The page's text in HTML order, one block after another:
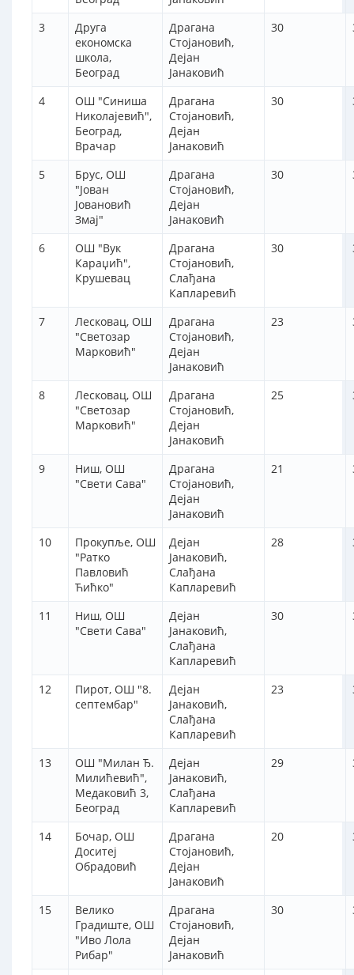
3
Друга
економска
школа,
Београд
Драгана
Стојановић,
Дејан
Јанаковић
30
4
ОШ "Синиша
Николајевић",
Београд,
Врачар
Драгана
Стојановић,
Дејан
Јанаковић
30
5
Брус, ОШ
"Јован
Јовановић
Змај"
Драгана
Стојановић,
Дејан
Јанаковић
30
6
ОШ "Вук
Караџић",
Крушевац
Драгана
Стојановић,
Слађана
Капларевић
30
7
Лесковац, ОШ
"Светозар
Марковић"
Драгана
Стојановић,
Дејан
Јанаковић
23
8
Лесковац, ОШ
"Светозар
Марковић"
Драгана
Стојановић,
Дејан
Јанаковић
25
9
Ниш, ОШ
"Свети Сава"
Драгана
Стојановић,
Дејан
Јанаковић
21
10
Прокупље, ОШ
"Ратко
Павловић
Ћићко"
Дејан
Јанаковић,
Слађана
Капларевић
28
11
Ниш, ОШ
"Свети Сава"
Дејан
Јанаковић,
Слађана
Капларевић
30
12
Пирот, ОШ "8.
септембар"
Дејан
Јанаковић,
Слађана
Капларевић
23
13
ОШ "Милан Ђ.
Милићевић",
Медаковић 3,
Београд
Дејан
Јанаковић,
Слађана
Капларевић
29
14
Бочар, ОШ
Доситеј
Обрадовић
Драгана
Стојановић,
Дејан
Јанаковић
20
15
Велико
Градиште, ОШ
"Иво Лола
Рибар"
Драгана
Стојановић,
Дејан
Јанаковић
30